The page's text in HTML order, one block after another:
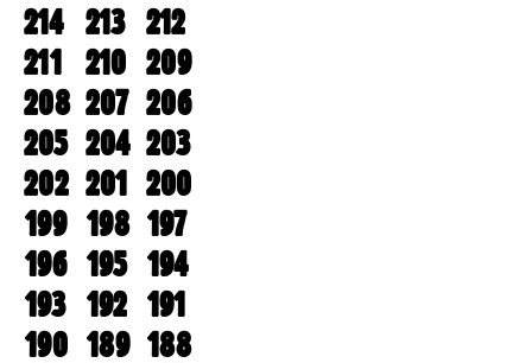
214 213 212
211 210 209
208 207 206
205 204 203
202 201 200
199 198 197
196 195 194
193 192 191
190 189 188